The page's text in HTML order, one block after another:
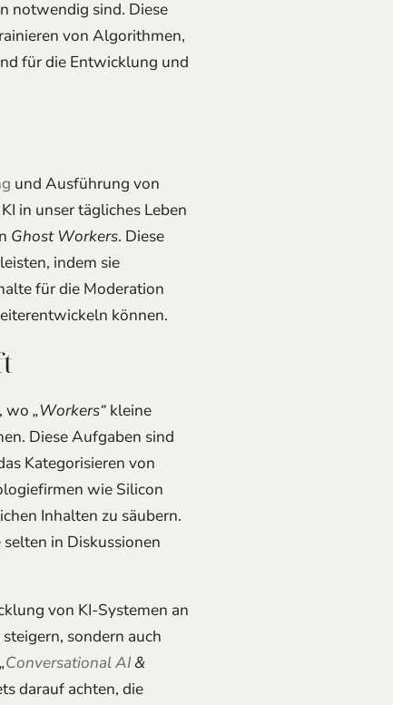
notwendig sind. Diese
von Algorithmen,
für die Entwicklung und
und Ausführung von
in unser tägliches Leben
Ghost Workers. Diese
indem sie
für die Moderation
können.
wo „Workers“ kleine
Diese Aufgaben sind
Kategorisieren von
wie Silicon
Inhalten zu säubern.
in Diskussionen
von KI-Systemen an
sondern auch
„Conversational AI&
darauf achten, die